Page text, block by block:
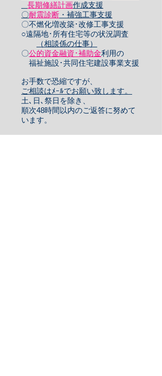
長期修繕計画作成支援
〇耐震診断 ・補強工事支援
​〇不燃化増改築･改修工事支援
○遠隔地･所有住宅等の状況調査
（相談係の仕事）
〇公的資金融資･補助金利用の
​ 福祉施設･共同住宅建設事業支援
​お手数で恐縮ですが、
ご相談はﾒｰﾙでお願い致します。
土､日､祭日を除き、
順次48時間以内のご返答に努めて
​います。